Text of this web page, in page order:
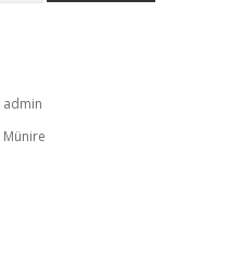
admin
Münire